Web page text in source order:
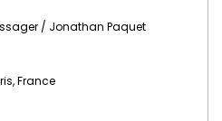
/ Jonathan Paquet
, France